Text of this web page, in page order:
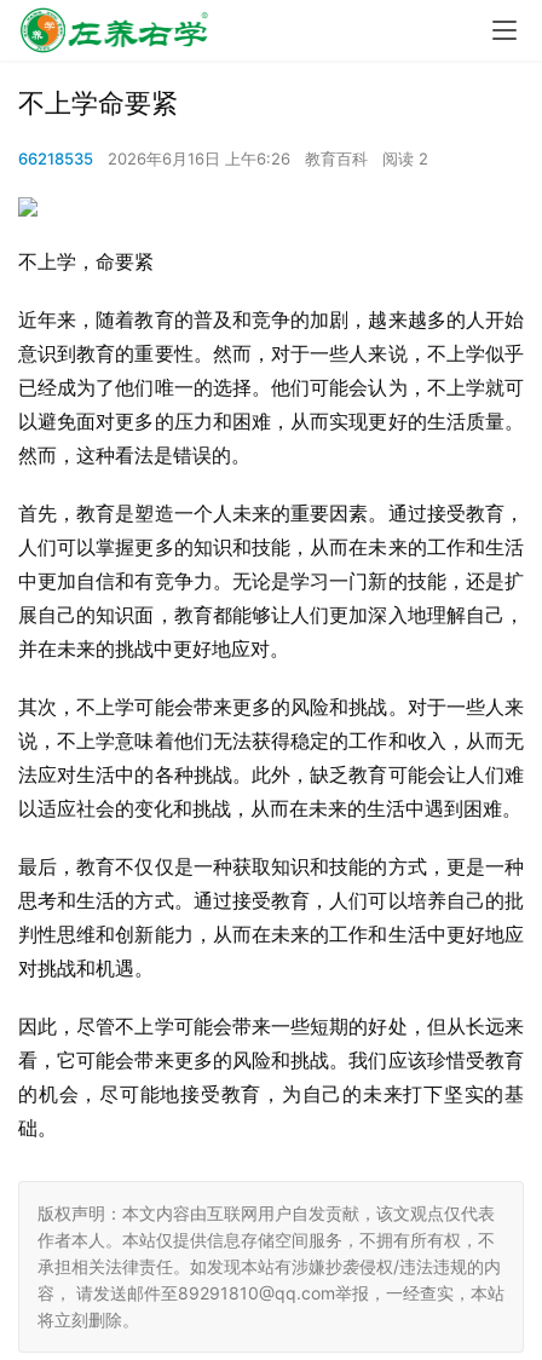
不上学命要紧
66218535 2026年6月16日 上午6:26 教育百科 阅读 2
不上学，命要紧
近年来，随着教育的普及和竞争的加剧，越来越多的人开始
意识到教育的重要性。然而，对于一些人来说，不上学似乎
已经成为了他们唯一的选择。他们可能会认为，不上学就可
以避免面对更多的压力和困难，从而实现更好的生活质量。
然而，这种看法是错误的。
首先，教育是塑造一个人未来的重要因素。通过接受教育，
人们可以掌握更多的知识和技能，从而在未来的工作和生活
中更加自信和有竞争力。无论是学习一门新的技能，还是扩
展自己的知识面，教育都能够让人们更加深入地理解自己，
并在未来的挑战中更好地应对。
其次，不上学可能会带来更多的风险和挑战。对于一些人来
说，不上学意味着他们无法获得稳定的工作和收入，从而无
法应对生活中的各种挑战。此外，缺乏教育可能会让人们难
以适应社会的变化和挑战，从而在未来的生活中遇到困难。
最后，教育不仅仅是一种获取知识和技能的方式，更是一种
思考和生活的方式。通过接受教育，人们可以培养自己的批
判性思维和创新能力，从而在未来的工作和生活中更好地应
对挑战和机遇。
因此，尽管不上学可能会带来一些短期的好处，但从长远来
看，它可能会带来更多的风险和挑战。我们应该珍惜受教育
的机会，尽可能地接受教育，为自己的未来打下坚实的基
础。
版权声明：本文内容由互联网用户自发贡献，该文观点仅代表
作者本人。本站仅提供信息存储空间服务，不拥有所有权，不
承担相关法律责任。如发现本站有涉嫌抄袭侵权/违法违规的内
容， 请发送邮件至89291810@qq.com举报，一经查实，本站
将立刻删除。